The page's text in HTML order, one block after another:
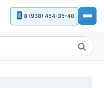
8 (938) 454-35-40
Поиск